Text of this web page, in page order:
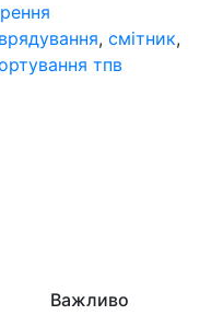
, смітник,
тпв
Важливо